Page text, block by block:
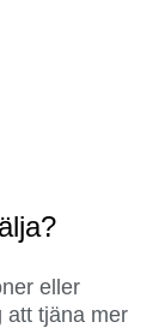
eller
att tjäna mer